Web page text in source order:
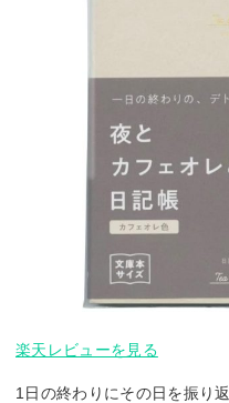
楽天レビューを見る
1日の終わりにその日を振り